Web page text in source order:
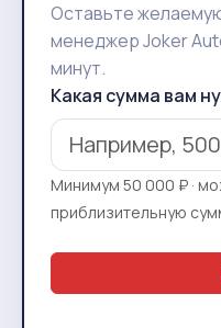
Оставьте
менеджер Joker
минут.
Какая сумма вам
Минимум 50 000 ₽ ·
приблизительную